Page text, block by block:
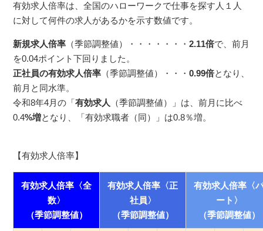
有効求人倍率は、全国のハローワークで仕事を探す人１人
に対して何件の求人があるかを示す数値です。
新規求人倍率 （季節調整値）・・・・・・・2.11倍で、前月
を0.04ポイント下回りました。
正社員の有効求人倍率 （季節調整値）・・・0.99倍となり、
前月と同水準。
令和8年4月の「有効求人
（季節調整値）」は、前月に比べ
0.4%増となり、「有効求職者（同）」は0.8％増。
【有効求人倍率】
有効求人倍率〈全
数〉
（季節調整値）
有効求人倍率〈正
社員〉
（季節調整値）
有効求人倍率〈
ート〉
（季節調整値）